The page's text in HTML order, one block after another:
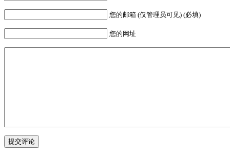
您的邮箱 (仅管理员可见) (必填)
您的网址